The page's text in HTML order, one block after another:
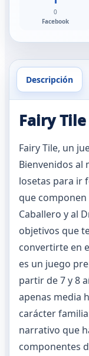
0
Facebook
Descripción
Fairy Tile
Fairy Tile, un
Bienvenidos al
losetas para ir
que componen
Caballero y al
objetivos que
convertirte en
es un juego
partir de 7 y 8
apenas media
carácter
narrativo que
componentes